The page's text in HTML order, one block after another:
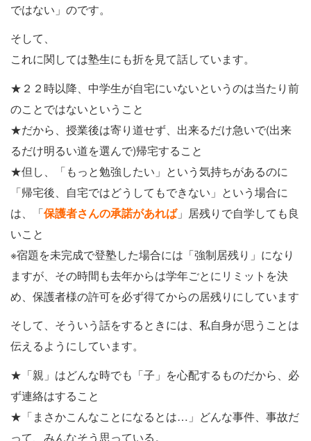
ではない」のです。
そして、
これに関しては塾生にも折を見て話しています。
★２２時以降、中学生が自宅にいないというのは当たり前
のことではないということ
★だから、授業後は寄り道せず、出来るだけ急いで(出来
るだけ明るい道を選んで)帰宅すること
★但し、「もっと勉強したい」という気持ちがあるのに
「帰宅後、自宅ではどうしてもできない」という場合に
は、「保護者さんの承諾があれば」居残りで自学しても良
いこと
※宿題を未完成で登塾した場合には「強制居残り」になり
ますが、その時間も去年からは学年ごとにリミットを決
め、保護者様の許可を必ず得てからの居残りにしています
そして、そういう話をするときには、私自身が思うことは
伝えるようにしています。
★「親」はどんな時でも「子」を心配するものだから、必
ず連絡はすること
★「まさかこんなことになるとは…」どんな事件、事故だ
って、みんなそう思っている。